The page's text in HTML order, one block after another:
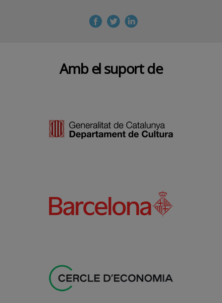
Amb el suport de